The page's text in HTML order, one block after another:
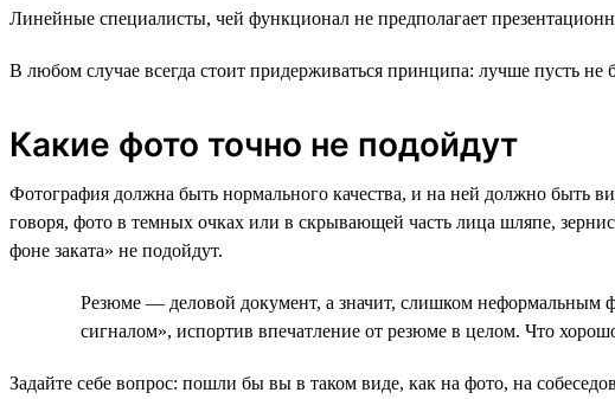
Линейные специалисты, чей функционал не предполагает
В любом случае всегда стоит придерживаться принципа: лучше пусть не
Какие фото точно не подойдут
Фотография должна быть нормального качества, и на ней должно
говоря, фото в темных очках или в скрывающей часть лица шляпе,
фоне заката» не подойдут.
Резюме — деловой документ, а значит, слишком неформальным
сигналом», испортив впечатление от резюме в целом. Что
Задайте себе вопрос: пошли бы вы в таком виде, как на фото, на